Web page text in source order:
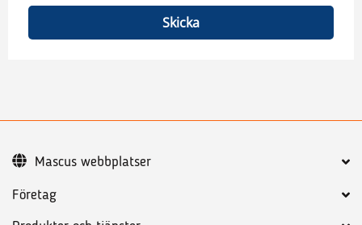
Skicka
Företag
Mascus webbplatser